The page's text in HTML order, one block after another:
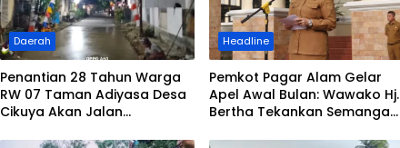
Daerah
Penantian 28 Tahun Warga
RW 07 Taman Adiyasa Desa
Cikuya Akan Jalan
Headline
Pemkot Pagar Alam Gelar
Apel Awal Bulan: Wawako Hj.
Bertha Tekankan Semangat